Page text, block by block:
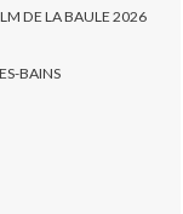
DE LA BAULE 2026
BAINS